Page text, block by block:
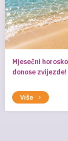
Mjesečni
donose zvijezde!
Više